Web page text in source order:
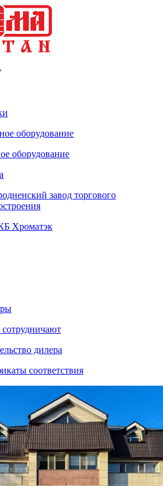
оборудование
оборудование
завод торгового
Хроматэк
дилера
соответствия